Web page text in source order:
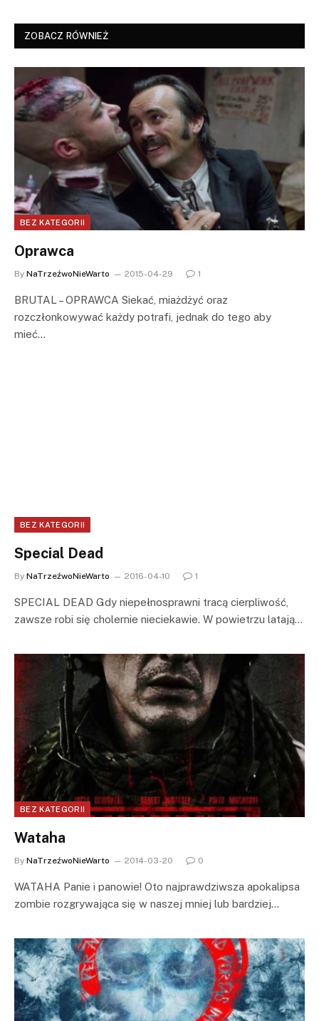
ZOBACZ RÓWNIEŻ
BEZ KATEGORII
Oprawca
By NaTrzeźwoNieWarto 2015-04-29 1
BRUTAL – OPRAWCA Siekać, miażdżyć oraz
rozczłonkowywać każdy potrafi, jednak do tego aby
mieć…
BEZ KATEGORII
Special Dead
By NaTrzeźwoNieWarto 2016-04-10 1
SPECIAL DEAD Gdy niepełnosprawni tracą cierpliwość,
zawsze robi się cholernie nieciekawie. W powietrzu latają…
BEZ KATEGORII
Wataha
By NaTrzeźwoNieWarto 2014-03-20 0
WATAHA Panie i panowie! Oto najprawdziwsza apokalipsa
zombie rozgrywająca się w naszej mniej lub bardziej…